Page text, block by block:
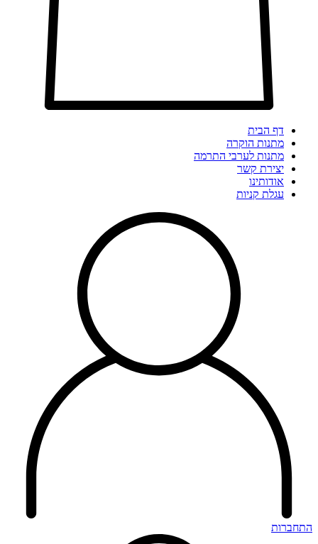
דף הבית
מתנות הוקרה
מתנות לערבי התרמה
יצירת קשר
אודותינו
עגלת קניות
התחברות